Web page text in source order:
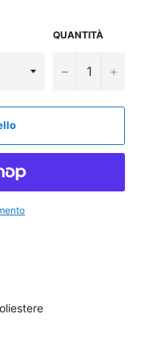
QUANTITÀ
− +